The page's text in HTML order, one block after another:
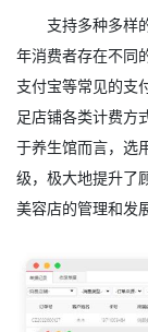
支持多种多样
年消费者存在不同
支付宝等常见的支
足店铺各类计费方
于养生馆而言，选
级，极大地提升了
美容店的管理和发